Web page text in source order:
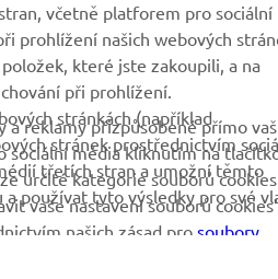
Vyhledávač dealerů
Nakládání s použitými
bateriemi
včetně platforem pro sociální
prohlížení našich webových
které jste zakoupili, a na
při prohlížení.
stránkách (například
stránek prostřednictvím
třetích stran a umožní těmto
používat tyto výsledky pro své
a reklamy přizpůsobené přímo
sociální média kliknutím na
určité kategorie souborů cookies
vaše nastavení souborů
našich zásad prosoubory
o souborech cookies, které